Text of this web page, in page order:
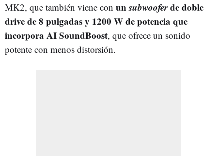
MK2, que también viene con unsubwooferde doble
drive de 8 pulgadas y 1200 W de potencia que
incorpora AI SoundBoost, que ofrece un sonido
potente con menos distorsión.